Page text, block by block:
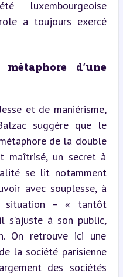
luxembourgeoise
a toujours exercé
d’une
et de maniérisme,
suggère que le
de la double
maîtrisé, un secret à
se lit notamment
avec souplesse, à
situation – « tantôt
à son public,
On retrouve ici une
la société parisienne
des sociétés